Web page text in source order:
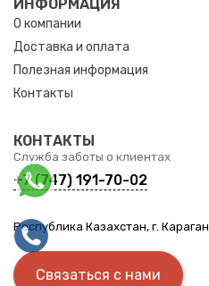
ИНФОРМАЦИЯ
О компании
Доставка и оплата
Полезная информация
Контакты
КОНТАКТЫ
Служба заботы о клиентах
+7 (747) 191-70-02
Республика Казахстан, г.
Связаться с нами